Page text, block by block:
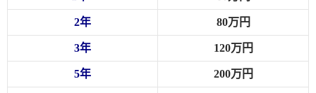
2年 80万円
3年 120万円
5年 200万円